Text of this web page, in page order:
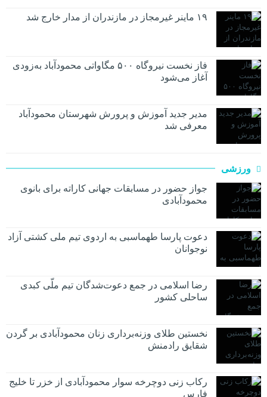
۱۹ ماینر غیرمجاز در مازندران از مدار خارج شد
فاز نخست نیروگاه ۵۰۰ مگاواتی محمودآباد به‌زودی
آغاز می‌شود
مدیر جدید آموزش و پرورش شهرستان محمودآباد
معرفی شد
ورزشی
جواز حضور در مسابقات جهانی کاراته برای بانوی
محمودآبادی
دعوت پارسا طهماسبی به اردوی تیم ملی کشتی آزاد
نوجوانان
رضا اسلامی در جمع دعوت‌شدگان تیم ملّی کبدی
ساحلی کشور
نخستین طلای وزنه‌برداری زنان محمودآبادی بر گردن
شقایق رادمنش
رکاب زنی دوچرخه سوار محمودآبادی از خزر تا خلیج
فارس